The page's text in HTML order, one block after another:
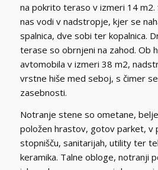
na pokrito teraso v izmeri 14 m2.
nas vodi v nadstropje, kjer se
spalnica, dve sobi ter kopalnica.
terase so obrnjeni na zahod. Ob
avtomobila v izmeri 38 m2,
vrstne hiše med seboj, s čimer
zasebnosti.
Notranje stene so ometane,
položen hrastov, gotov parket, v
stopnišču, sanitarijah, utility ter
keramika. Talne obloge, notranji